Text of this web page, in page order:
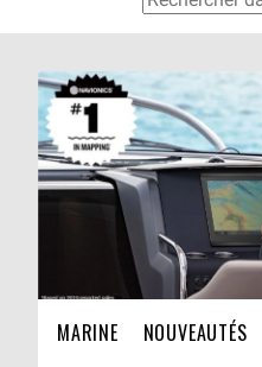
MARINE NOUVEAUTÉS